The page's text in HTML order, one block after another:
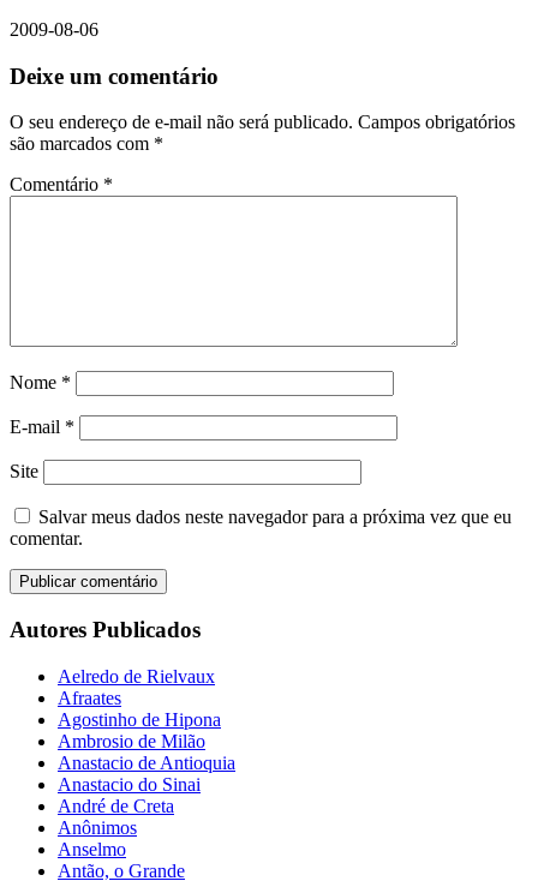
2009-08-06
Deixe um comentário
O seu endereço de e-mail não será publicado. Campos obrigatórios
são marcados com *
Comentário *
Nome *
E-mail *
Site
Salvar meus dados neste navegador para a próxima vez que eu
comentar.
Autores Publicados
Aelredo de Rielvaux
Afraates
Agostinho de Hipona
Ambrosio de Milão
Anastacio de Antioquia
Anastacio do Sinai
André de Creta
Anônimos
Anselmo
Antão, o Grande